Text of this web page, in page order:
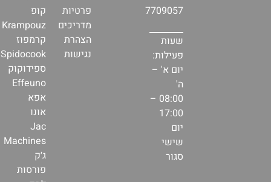
7709057
שעות
פעילות:
יום א' –
ה'
08:00 –
17:00
יום
שישי
סגור
פרטיות
מדריכים
הצהרת
נגישות
קופ
Krampouz
קרמפוז
Spidocook
ספידוקוק
Effeuno
אפא
אונו
Jac
Machines
ג׳ק
פורסות